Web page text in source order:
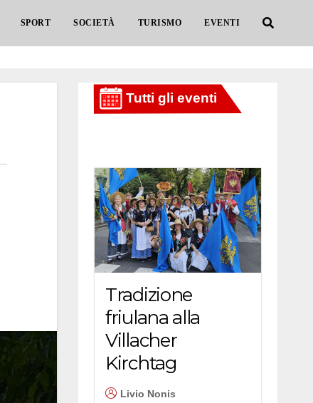
SPORT SOCIETÀ TURISMO EVENTI
Tradizione
friulana alla
Villacher
Kirchtag
Livio Nonis